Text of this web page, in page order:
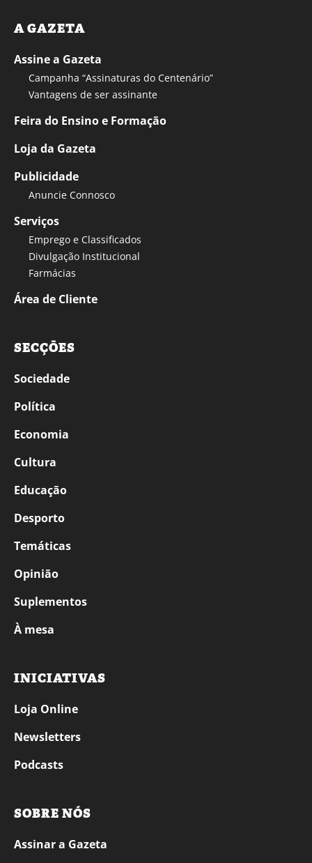
A GAZETA
Assine a Gazeta
Campanha “Assinaturas do Centenário”
Vantagens de ser assinante
Feira do Ensino e Formação
Loja da Gazeta
Publicidade
Anuncie Connosco
Serviços
Emprego e Classificados
Divulgação Institucional
Farmácias
Área de Cliente
SECÇÕES
Sociedade
Política
Economia
Cultura
Educação
Desporto
Temáticas
Opinião
Suplementos
À mesa
INICIATIVAS
Loja Online
Newsletters
Podcasts
SOBRE NÓS
Assinar a Gazeta